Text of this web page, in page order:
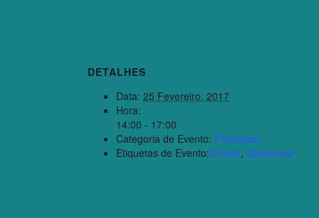
DETALHES
Data: 25 Fevereiro, 2017
Hora:
14:00 - 17:00
Categoria de Evento: Plantação
Etiquetas de Evento:Covelo, Gondomar